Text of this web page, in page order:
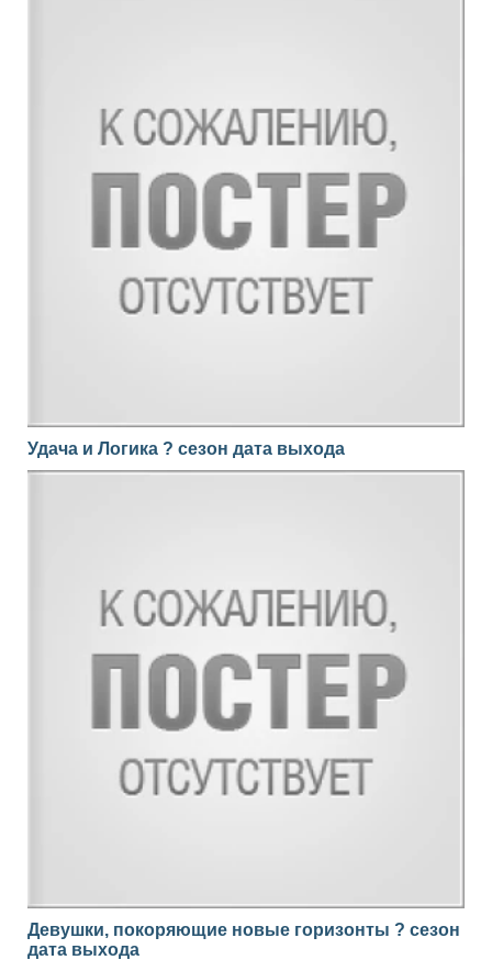
Удача и Логика ? сезон дата выхода
Девушки, покоряющие новые горизонты ? сезон
дата выхода